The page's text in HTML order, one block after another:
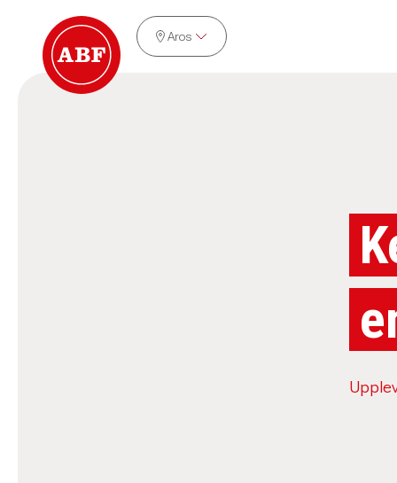
Aros